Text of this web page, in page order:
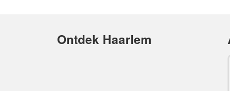
Ontdek Haarlem